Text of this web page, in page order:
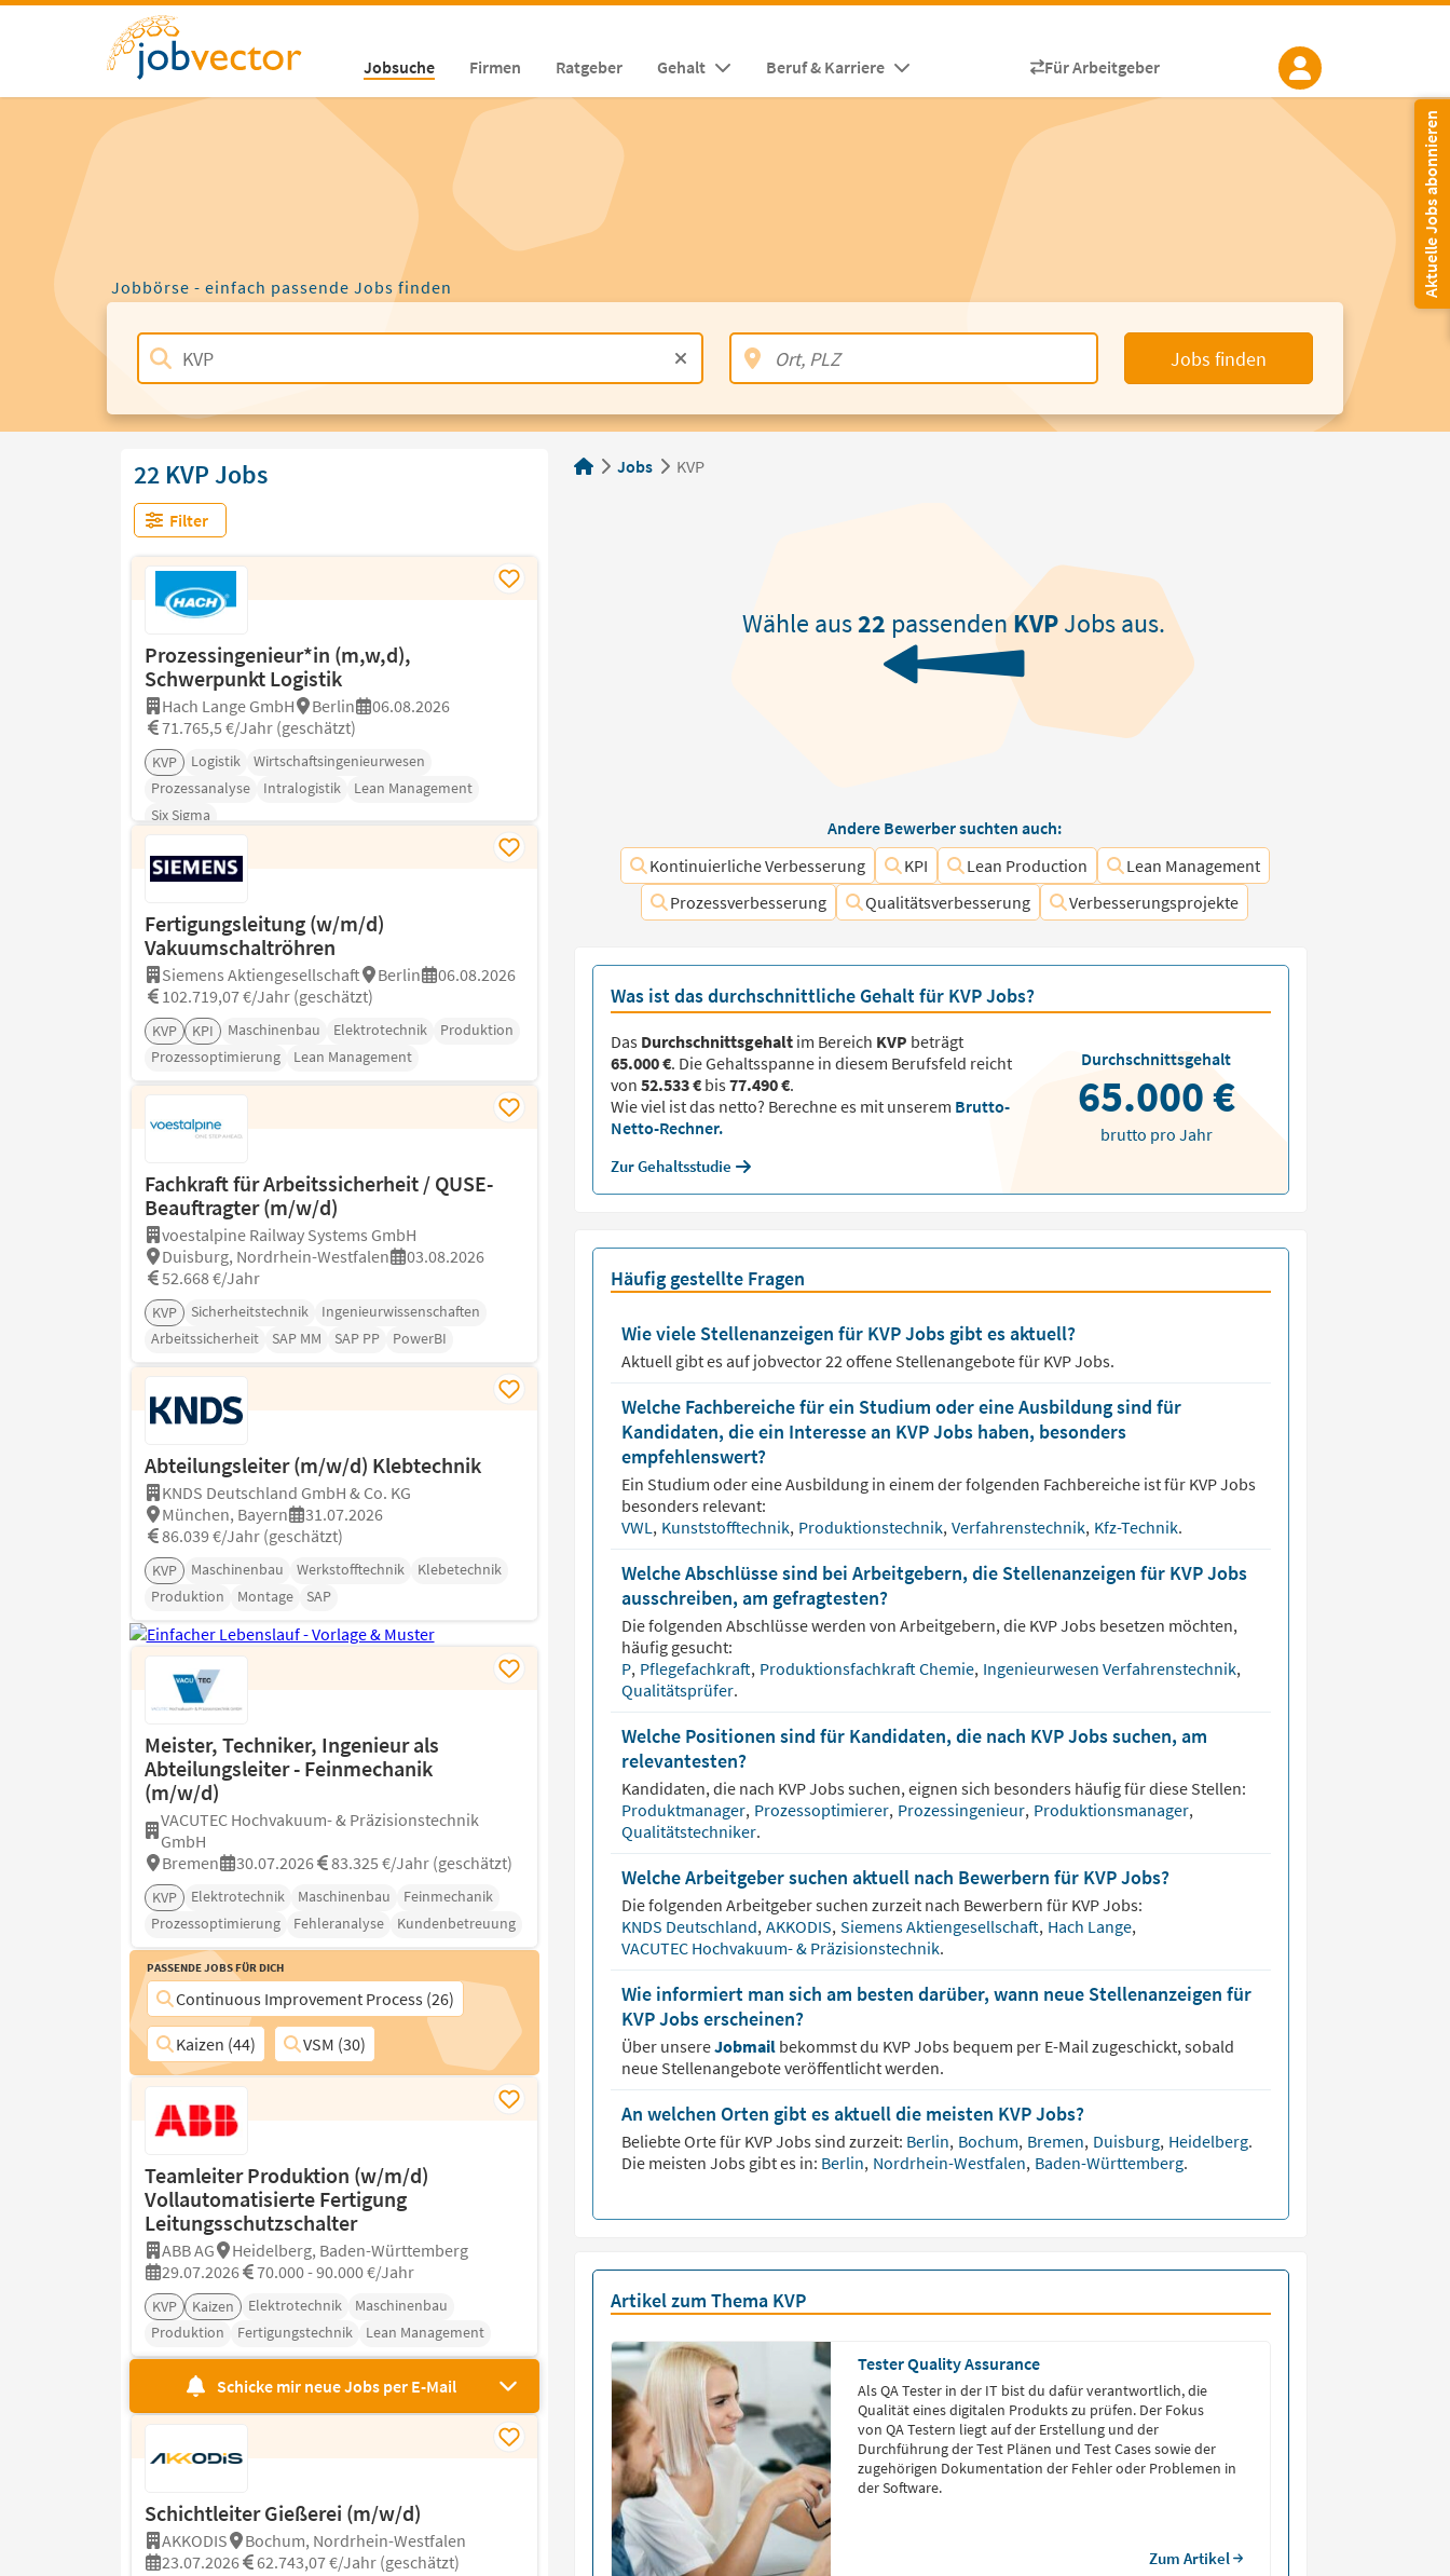
Jobsuche Firmen Ratgeber Gehalt Beruf & Karriere Für Arbeitgeber
Aktuelle Jobs abonnieren
Jobbörse - einfach passende Jobs finden
Jobs finden
22 KVP Jobs
Filter
Prozessingenieur*in (m,w,d),
Schwerpunkt Logistik
Hach Lange GmbH Berlin
06.08.2026
71.765,5 €/Jahr (geschätzt)
KVP Logistik
Wirtschaftsingenieurwesen
Prozessanalyse
Intralogistik
Lean Management
Six Sigma
Fertigungsleitung (w/m/d)
Vakuumschaltröhren
Siemens Aktiengesellschaft Berlin
06.08.2026
102.719,07 €/Jahr (geschätzt)
KVP KPI Maschinenbau Elektrotechnik
Produktion
Prozessoptimierung
Lean Management
Fachkraft für Arbeitssicherheit / QUSE-
Beauftragter (m/w/d)
voestalpine Railway Systems GmbH
Duisburg, Nordrhein-Westfalen
03.08.2026
52.668 €/Jahr
KVP Sicherheitstechnik
Ingenieurwissenschaften
Arbeitssicherheit
SAP MM SAP PP PowerBI
Abteilungsleiter (m/w/d) Klebtechnik
KNDS Deutschland GmbH & Co. KG
München, Bayern
31.07.2026
86.039 €/Jahr (geschätzt)
KVP Maschinenbau Werkstofftechnik
Klebetechnik
Produktion
Montage SAP
Meister, Techniker, Ingenieur als
Abteilungsleiter - Feinmechanik
(m/w/d)
VACUTEC Hochvakuum- & Präzisionstechnik
GmbH
Bremen
30.07.2026 83.325 €/Jahr (geschätzt)
KVP Elektrotechnik Maschinenbau
Feinmechanik
Prozessoptimierung
Fehleranalyse Kundenbetreuung
Passende Jobs für Dich
Continuous Improvement Process (26)
Kaizen (44) VSM (30)
Teamleiter Produktion (w/m/d)
Vollautomatisierte Fertigung
Leitungsschutzschalter
ABB AG
Heidelberg, Baden-Württemberg
29.07.2026
70.000 - 90.000 €/Jahr
KVP Kaizen Elektrotechnik
Maschinenbau
Produktion
Fertigungstechnik Lean Management
Schicke mir neue Jobs per E-Mail
Schichtleiter Gießerei (m/w/d)
AKKODIS
Bochum, Nordrhein-Westfalen
23.07.2026
62.743,07 €/Jahr (geschätzt)
Jobs KVP
Wähle aus22 passenden KVPJobs aus.
Andere Bewerber suchten auch:
Kontinuierliche Verbesserung
KPI Lean Production
Lean Management
Prozessverbesserung
Qualitätsverbesserung Verbesserungsprojekte
Was ist das durchschnittliche Gehalt für KVP Jobs?
Das Durchschnittsgehaltim Bereich KVP beträgt
65.000 €. Die Gehaltsspanne in diesem Berufsfeld reicht
von 52.533 €bis77.490 €.
Wie viel ist das netto? Berechne es mit unserem Brutto-
Netto-Rechner.
Zur Gehaltsstudie
Durchschnittsgehalt
65.000 €
brutto pro Jahr
Häufig gestellte Fragen
Wie viele Stellenanzeigen für KVP Jobs gibt es aktuell?
Aktuell gibt es auf jobvector22offene Stellenangebote für KVP Jobs.
Welche Fachbereiche für ein Studium oder eine Ausbildung sind für
Kandidaten, die ein Interesse an KVP Jobs haben, besonders
empfehlenswert?
Ein Studium oder eine Ausbildung in einem der folgenden Fachbereiche ist für KVPJobs
besonders relevant:
VWL, Kunststofftechnik, Produktionstechnik, Verfahrenstechnik, Kfz-Technik.
Welche Abschlüsse sind bei Arbeitgebern, die Stellenanzeigen für KVP Jobs
ausschreiben, am gefragtesten?
Die folgenden Abschlüsse werden von Arbeitgebern, die KVPJobs besetzen möchten,
häufig gesucht:
P, Pflegefachkraft, Produktionsfachkraft Chemie, Ingenieurwesen Verfahrenstechnik,
Qualitätsprüfer.
Welche Positionen sind für Kandidaten, die nach KVP Jobs suchen, am
relevantesten?
Kandidaten, die nach KVPJobs suchen, eignen sich besonders häufig für diese Stellen:
Produktmanager, Prozessoptimierer, Prozessingenieur, Produktionsmanager,
Qualitätstechniker.
Welche Arbeitgeber suchen aktuell nach Bewerbern für KVP Jobs?
Die folgenden Arbeitgeber suchen zurzeit nach Bewerbern für KVPJobs:
KNDS Deutschland, AKKODIS, Siemens Aktiengesellschaft, Hach Lange,
VACUTEC Hochvakuum- & Präzisionstechnik.
Wie informiert man sich am besten darüber, wann neue Stellenanzeigen für
KVP Jobs erscheinen?
Über unsereJobmail bekommst du KVPJobs bequem per E-Mail zugeschickt, sobald
neue Stellenangebote veröffentlicht werden.
An welchen Orten gibt es aktuell die meisten KVP Jobs?
Beliebte Orte für KVPJobs sind zurzeit: Berlin, Bochum, Bremen, Duisburg, Heidelberg.
Die meisten Jobs gibt es in: Berlin, Nordrhein-Westfalen, Baden-Württemberg.
Artikel zum Thema KVP
Tester Quality Assurance
Als QA Tester in der IT bist du dafür verantwortlich, die
Qualität eines digitalen Produkts zu prüfen. Der Fokus
von QA Testern liegt auf der Erstellung und der
Durchführung der Test Plänen und Test Cases sowie der
zugehörigen Dokumentation der Fehler oder Problemen in
der Software.
Zum Artikel